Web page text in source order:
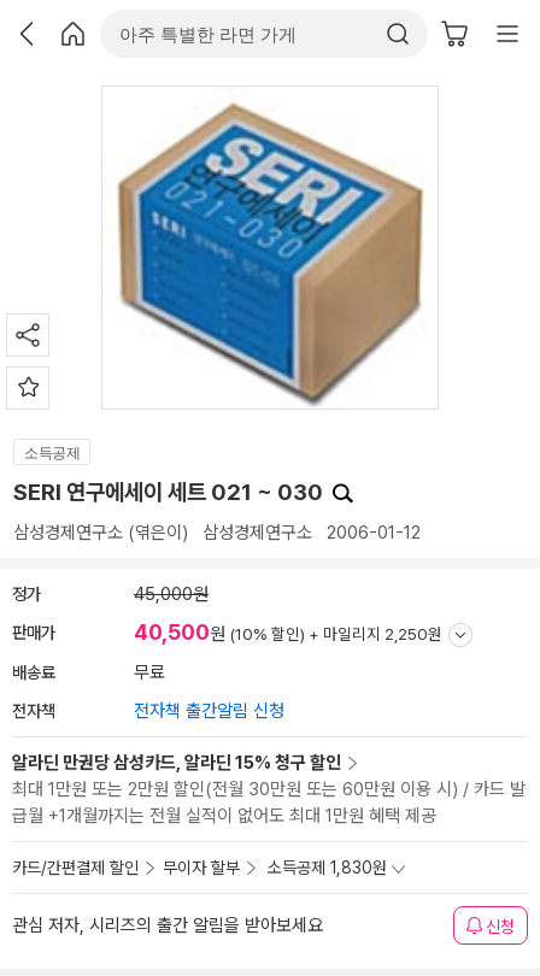
소득공제
SERI 연구에세이 세트 021 ~ 030
삼성경제연구소 (엮은이) 삼성경제연구소 2006-01-12
정가 45,000원
판매가 40,500원 (10% 할인) + 마일리지 2,250원
배송료 무료
전자책 전자책 출간알림 신청
알라딘 만권당 삼성카드, 알라딘 15% 청구 할인
최대 1만원 또는 2만원 할인(전월 30만원 또는 60만원 이용 시) / 카드 발
급월 +1개월까지는 전월 실적이 없어도 최대 1만원 혜택 제공
카드/간편결제 할인 무이자 할부 소득공제 1,830원
관심 저자, 시리즈의 출간 알림을 받아보세요 신청